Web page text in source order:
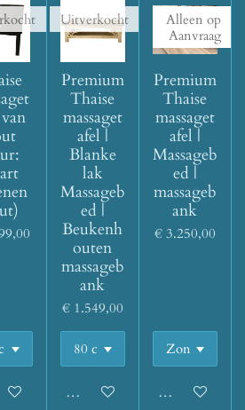
mij op de hoogte
Uitverkocht
Premium
Thaise
massaget
afel |
Blanke
lak
Massageb
ed |
Beukenh
outen
massageb
ank
€ 1.549,00
Houd mij op de hoogte
Alleen op
Aanvraag
Premium
Thaise
massaget
afel |
Massageb
ed |
massageb
ank
€ 3.250,00
Houd mij op